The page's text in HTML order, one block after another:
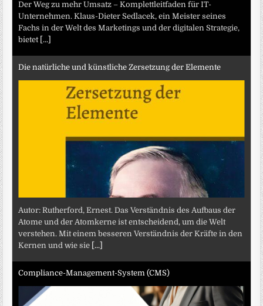
Der Weg zu mehr Umsatz – Komplettleitfaden für IT-
Unternehmen. Klaus-Dieter Sedlacek, ein Meister seines
Fachs in der Welt des Marketings und der digitalen Strategie,
bietet [...]
Die natürliche und künstliche Zersetzung der Elemente
Autor: Rutherford, Ernest. Das Verständnis des Aufbaus der
Atome und der Atomkerne ist entscheidend, um die Welt
verstehen. Mit einem besseren Verständnis der Kräfte in den
Kernen und wie sie [...]
Compliance-Management-System (CMS)